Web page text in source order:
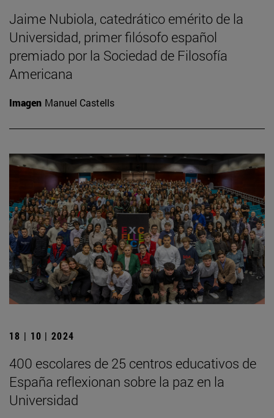
Jaime Nubiola, catedrático emérito de la
Universidad, primer filósofo español
premiado por la Sociedad de Filosofía
Americana
Imagen Manuel Castells
18 | 10 | 2024
400 escolares de 25 centros educativos de
España reflexionan sobre la paz en la
Universidad